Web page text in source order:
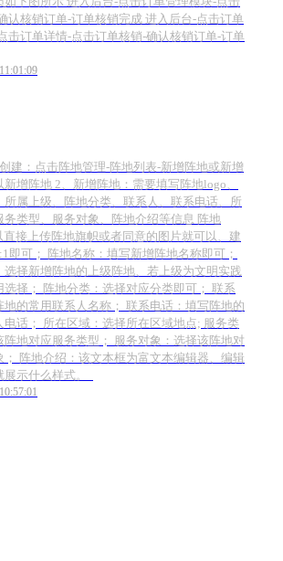
认核销订单-订单核销完成 进入后台-点击订单
击订单详情-点击订单核销-确认核销订单-订单
建：点击阵地管理-阵地列表-新增阵地或新增
增阵地 2、新增阵地：需要填写阵地logo、
所属上级、阵地分类、联系人、联系电话、所
务类型、服务对象、阵地介绍等信息 阵地
直接上传阵地旗帜或者同意的图片就可以、建
即可； 阵地名称：填写新增阵地名称即可；
选择新增阵地的上级阵地、若上级为文明实践
选择； 阵地分类：选择对应分类即可； 联系
地的常用联系人名称； 联系电话：填写阵地的
电话； 所在区域：选择所在区域地点; 服务类
阵地对应服务类型； 服务对象：选择该阵地对
； 阵地介绍：该文本框为富文本编辑器、编辑
展示什么样式。